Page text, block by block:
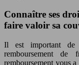
Connaître ses
faire valoir sa
Il est important de
remboursement de
remboursement vous